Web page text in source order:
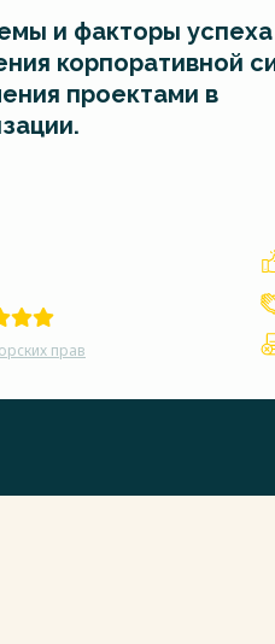
и факторы успеха
корпоративной
проектами в
прав